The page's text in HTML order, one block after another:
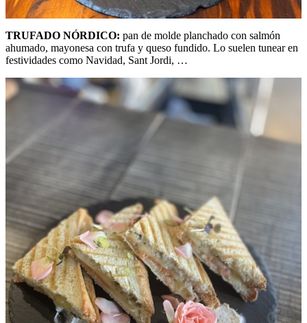
TRUFADO NÓRDICO: pan de molde planchado con salmón
ahumado, mayonesa con trufa y queso fundido. Lo suelen tunear en
festividades como Navidad, Sant Jordi, …